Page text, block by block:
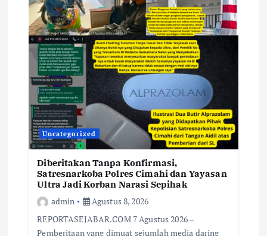
Uncategorized
Diberitakan Tanpa Konfirmasi,
Satresnarkoba Polres Cimahi dan Yayasan
Ultra Jadi Korban Narasi Sepihak
admin
Agustus 8, 2026
REPORTASEJABAR.COM 7 Agustus 2026 –
Pemberitaan yang dimuat sejumlah media daring